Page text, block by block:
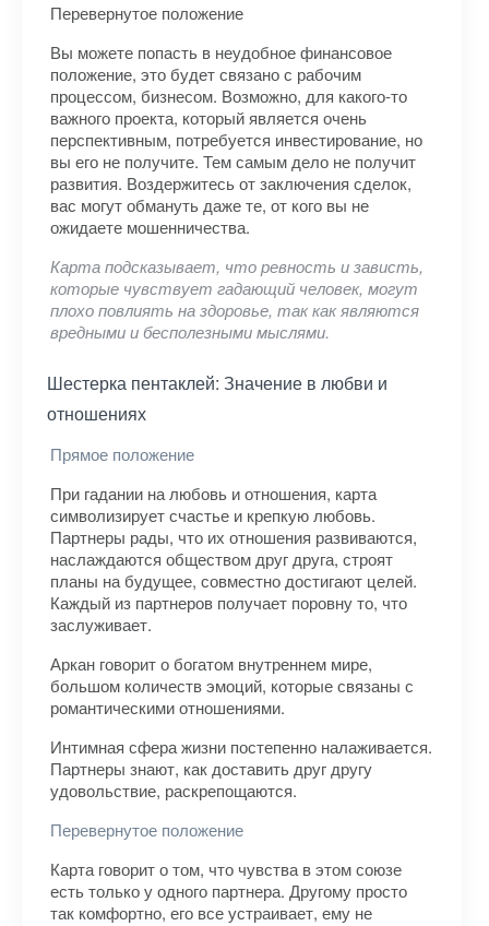
Перевернутое положение
Вы можете попасть в неудобное финансовое
положение, это будет связано с рабочим
процессом, бизнесом. Возможно, для какого-то
важного проекта, который является очень
перспективным, потребуется инвестирование, но
вы его не получите. Тем самым дело не получит
развития. Воздержитесь от заключения сделок,
вас могут обмануть даже те, от кого вы не
ожидаете мошенничества.
Карта подсказывает, что ревность и зависть,
которые чувствует гадающий человек, могут
плохо повлиять на здоровье, так как являются
вредными и бесполезными мыслями.
Шестерка пентаклей: Значение в любви и
отношениях
Прямое положение
При гадании на любовь и отношения, карта
символизирует счастье и крепкую любовь.
Партнеры рады, что их отношения развиваются,
наслаждаются обществом друг друга, строят
планы на будущее, совместно достигают целей.
Каждый из партнеров получает поровну то, что
заслуживает.
Аркан говорит о богатом внутреннем мире,
большом количеств эмоций, которые связаны с
романтическими отношениями.
Интимная сфера жизни постепенно налаживается.
Партнеры знают, как доставить друг другу
удовольствие, раскрепощаются.
Перевернутое положение
Карта говорит о том, что чувства в этом союзе
есть только у одного партнера. Другому просто
так комфортно, его все устраивает, ему не